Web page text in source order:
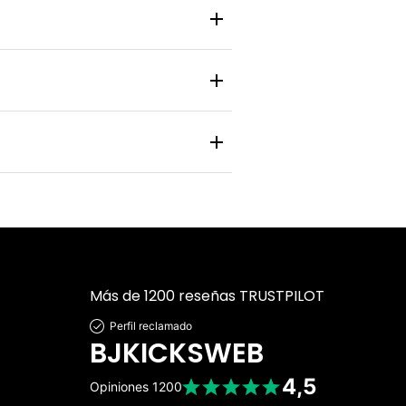
Más de 1200 reseñas TRUSTPILOT
Perfil reclamado
BJKICKSWEB
Opiniones 1200 4,5